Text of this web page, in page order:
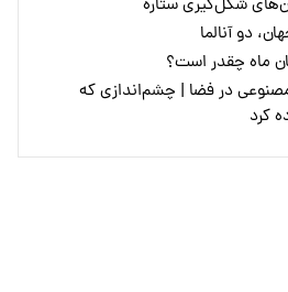
شکل‌گیری ستاره
دو آنالما
ماه چقدر است؟
در فضا | چشم‌اندازی که
کرد